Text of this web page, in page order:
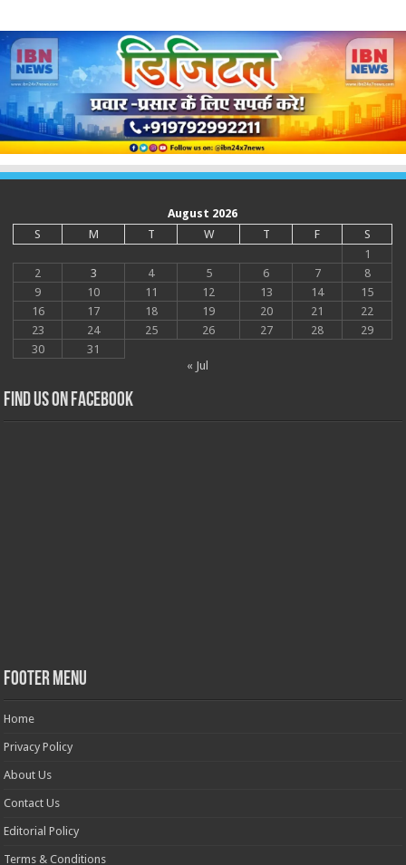
August 2026
S
M T W T F
S
1
2
3 4 5 6 7
8
9
10 11 12 13 14
15
16
17 18 19 20 21
22
23
24 25 26 27 28
29
30
31
« Jul
Find us on Facebook
Footer Menu
Home
Privacy Policy
About Us
Contact Us
Editorial Policy
Terms & Conditions